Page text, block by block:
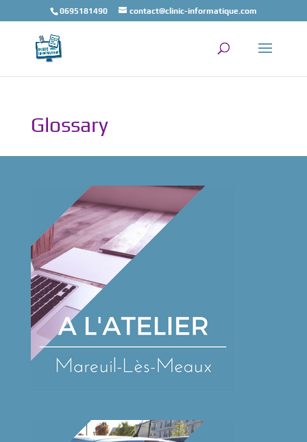
0695181490 contact@clinic-informatique.com
Glossary